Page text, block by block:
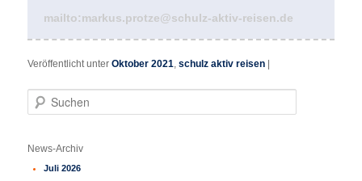
mailto:markus.protze@schulz-aktiv-reisen.de
Veröffentlicht unter Oktober 2021,schulz aktiv reisen
u
h
n
News-Archiv
Juli 2026